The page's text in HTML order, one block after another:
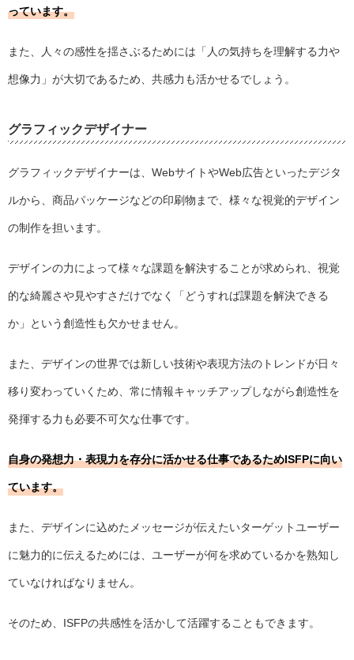
っています。
また、人々の感性を揺さぶるためには「人の気持ちを理解する力や
想像力」が大切であるため、共感力も活かせるでしょう。
グラフィックデザイナー
グラフィックデザイナーは、WebサイトやWeb広告といったデジタ
ルから、商品パッケージなどの印刷物まで、様々な視覚的デザイン
の制作を担います。
デザインの力によって様々な課題を解決することが求められ、視覚
的な綺麗さや見やすさだけでなく「どうすれば課題を解決できる
か」という創造性も欠かせません。
また、デザインの世界では新しい技術や表現方法のトレンドが日々
移り変わっていくため、常に情報キャッチアップしながら創造性を
発揮する力も必要不可欠な仕事です。
自身の発想力・表現力を存分に活かせる仕事であるためISFPに向い
ています。
また、デザインに込めたメッセージが伝えたいターゲットユーザー
に魅力的に伝えるためには、ユーザーが何を求めているかを熟知し
ていなければなりません。
そのため、ISFPの共感性を活かして活躍することもできます。